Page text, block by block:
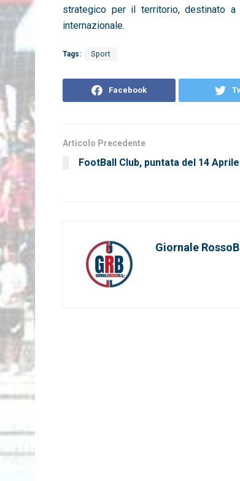
strategico per il territorio, destinato
internazionale.
Tags: Sport
Facebook
Articolo Precedente
FootBall Club, puntata del 14
Giornale